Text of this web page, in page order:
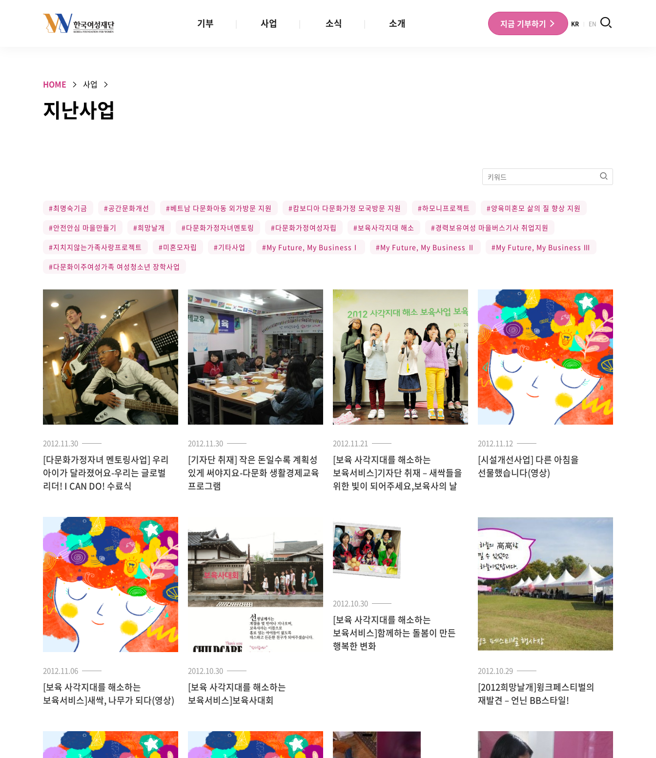
기부 사업 소식 소개 지금 기부하기 KR EN
HOME 사업
지난사업
검색
#최명숙기금 #공간문화개선 #베트남 다문화아동 외가방문 지원 #캄보디아 다문화가정 모국방문 지원 #하모니프로젝트
#양육미혼모 삶의 질 향상 지원
#안전안심 마을만들기
#희망날개 #다문화가정자녀멘토링 #다문화가정여성자립 #보육사각지대 해소
#경력보유여성 마을버스기사 취업지원
#지치지않는가족사랑프로젝트
#미혼모자립 #기타사업 #My Future, My BusinessⅠ #My Future, My Business Ⅱ
#My Future, My Business Ⅲ
#다문화이주여성가족 여성청소년 장학사업
2012.11.30
[다문화가정자녀 멘토링사업] 우리
아이가 달라졌어요-우리는 글로벌
리더! I CAN DO! 수료식
2012.11.30
[기자단 취재] 작은 돈일수록 계획성
있게 써야지요-다문화 생활경제교육
프로그램
2012.11.21
[보육 사각지대를 해소하는
보육서비스]기자단 취재 – 새싹들을
위한 빛이 되어주세요,보육사의 날
2012.11.12
[시설개선사업] 다른 아침을
선물했습니다(영상)
2012.11.06
[보육 사각지대를 해소하는
보육서비스]새싹, 나무가 되다(영상)
2012.10.30
[보육 사각지대를 해소하는
보육서비스]보육사대회
2012.10.30
[보육 사각지대를 해소하는
보육서비스]함께하는 돌봄이 만든
행복한 변화
2012.10.29
[2012희망날개]윙크페스티벌의
재발견 – 언닌 BB스타일!